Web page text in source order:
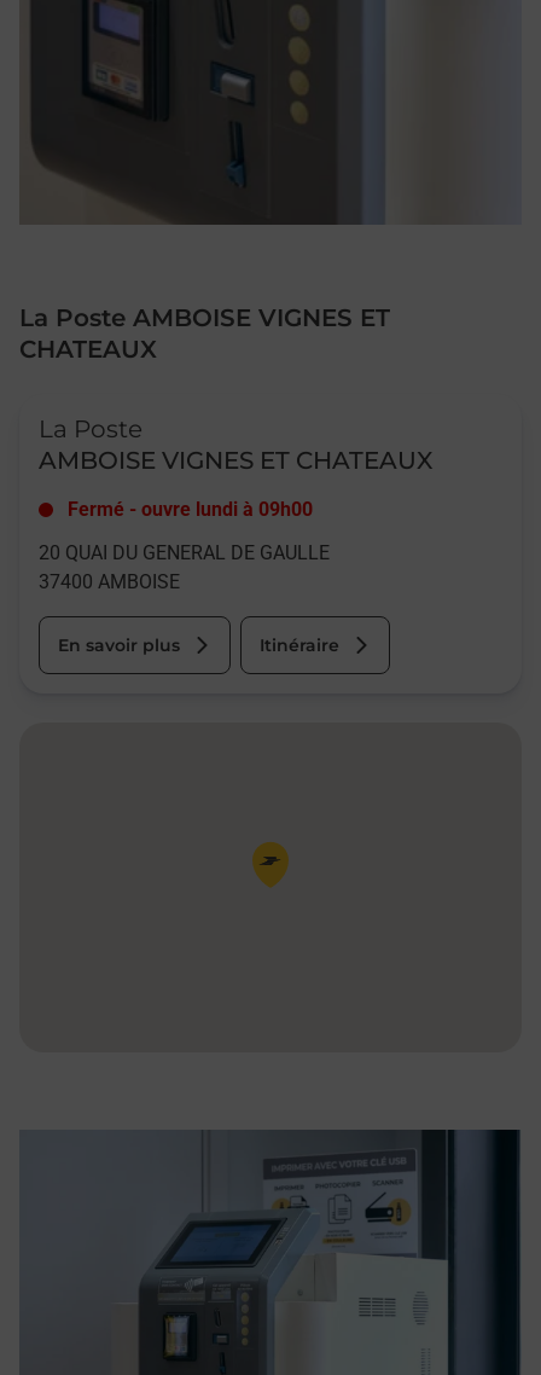
La Poste AMBOISE VIGNES ET
CHATEAUX
La Poste
AMBOISE VIGNES ET CHATEAUX
Fermé - ouvre lundi à 09h00
20 QUAI DU GENERAL DE GAULLE
37400 AMBOISE
En savoir plus Itinéraire
Pin de la carte